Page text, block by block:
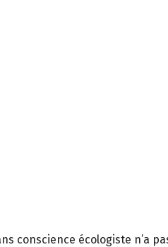
conscience écologiste n’a